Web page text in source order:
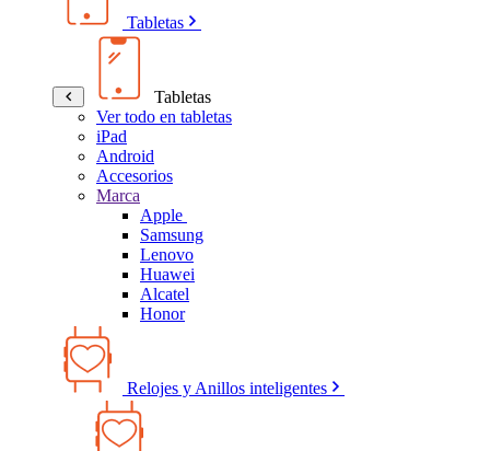
Tabletas
Tabletas
Ver todo en tabletas
iPad
Android
Accesorios
Marca
Apple
Samsung
Lenovo
Huawei
Alcatel
Honor
Relojes y Anillos inteligentes